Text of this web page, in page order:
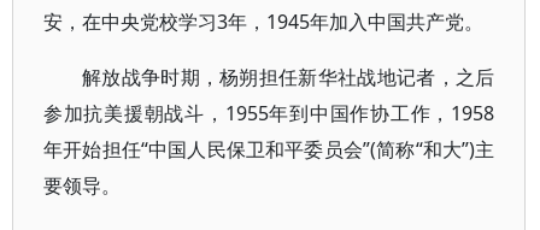
安，在中央党校学习3年，1945年加入中国共产党。
解放战争时期，杨朔担任新华社战地记者，之后
参加抗美援朝战斗，1955年到中国作协工作，1958
年开始担任“中国人民保卫和平委员会”(简称“和大”)主
要领导。